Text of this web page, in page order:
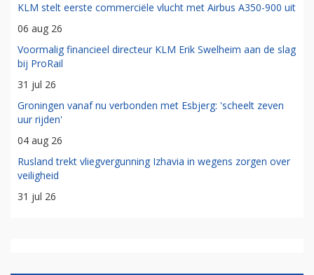
KLM stelt eerste commerciële vlucht met Airbus A350-900 uit
06 aug 26
Voormalig financieel directeur KLM Erik Swelheim aan de slag
bij ProRail
31 jul 26
Groningen vanaf nu verbonden met Esbjerg: 'scheelt zeven
uur rijden'
04 aug 26
Rusland trekt vliegvergunning Izhavia in wegens zorgen over
veiligheid
31 jul 26